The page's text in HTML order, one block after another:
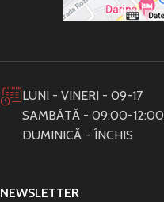
LUNI - VINERI - 09-17
SAMBĂTĂ - 09.00-12:00
DUMINICĂ - ÎNCHIS
NEWSLETTER